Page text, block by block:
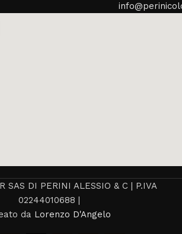
SAS DI PERINI ALESSIO & C | P.IVA
02244010688 |
da Lorenzo D'Angelo